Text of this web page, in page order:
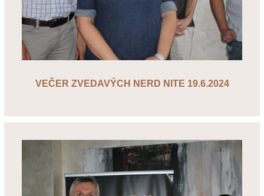
VEČER ZVEDAVÝCH NERD NITE 19.6.2024